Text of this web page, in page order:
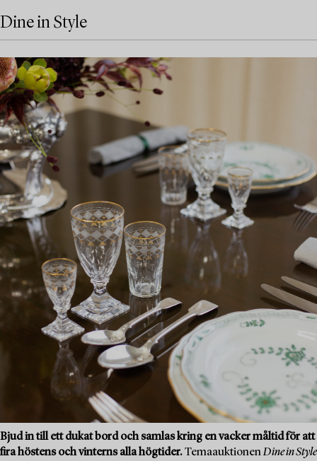
Dine in Style
Bjud in till ett dukat bord och samlas kring en vacker måltid för att
fira höstens och vinterns alla högtider.TemaauktionenDine in Style